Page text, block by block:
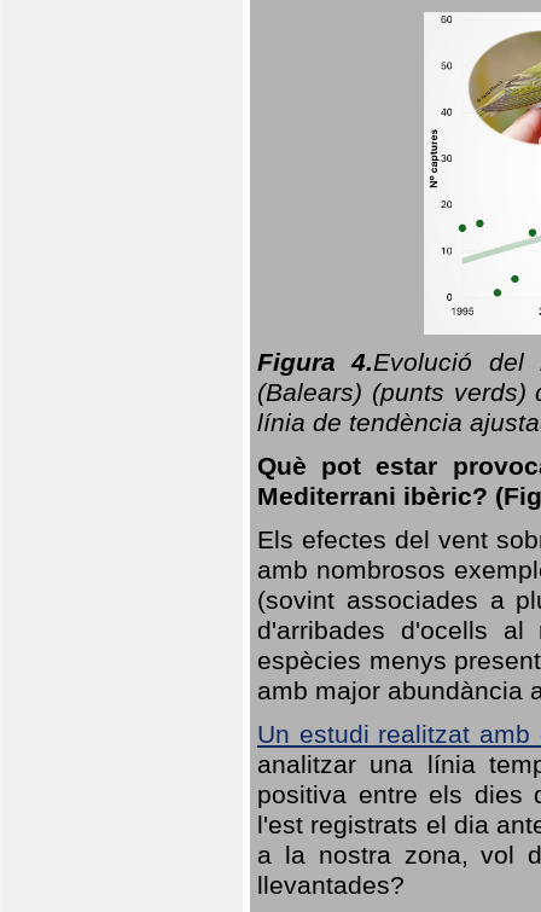
Figura 4.Evolució del
(Balears) (punts
línia de tendència
Què pot estar
Mediterrani ibèric?
Els efectes del vent
amb nombrosos
(sovint associades a
d'arribades d'ocells
espècies menys
amb major abundància
Un estudi realitzat amb
analitzar una línia
positiva entre els dies
l'est registrats el dia
a la nostra zona, vol
llevantades?